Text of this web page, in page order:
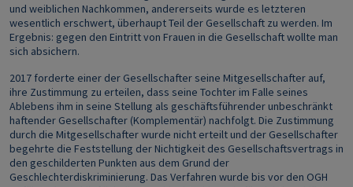
und weiblichen Nachkommen, andererseits wurde es letzteren
wesentlich erschwert, überhaupt Teil der Gesellschaft zu werden. Im
Ergebnis: gegen den Eintritt von Frauen in die Gesellschaft wollte man
sich absichern.
2017 forderte einer der Gesellschafter seine Mitgesellschafter auf,
ihre Zustimmung zu erteilen, dass seine Tochter im Falle seines
Ablebens ihm in seine Stellung als geschäftsführender unbeschränkt
haftender Gesellschafter (Komplementär) nachfolgt. Die Zustimmung
durch die Mitgesellschafter wurde nicht erteilt und der Gesellschafter
begehrte die Feststellung der Nichtigkeit des Gesellschaftsvertrags in
den geschilderten Punkten aus dem Grund der
Geschlechterdiskriminierung. Das Verfahren wurde bis vor den OGH